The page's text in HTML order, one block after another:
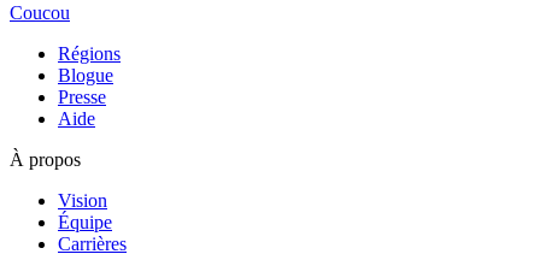
Coucou
Régions
Blogue
Presse
Aide
À propos
Vision
Équipe
Carrières